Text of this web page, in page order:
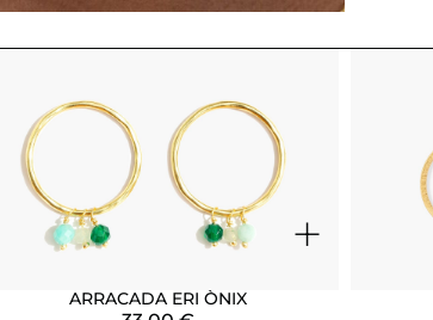
+
ARRACADA ERI ÒNIX